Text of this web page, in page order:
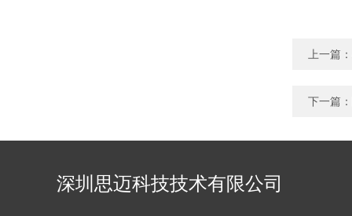
上一篇：
下一篇：
深圳思迈科技技术有限公司